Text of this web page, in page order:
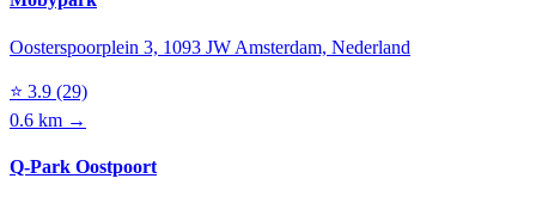
Oosterspoorplein 3, 1093 JW Amsterdam, Nederland
⭐ 3.9 (29)
0.6 km →
Q-Park Oostpoort